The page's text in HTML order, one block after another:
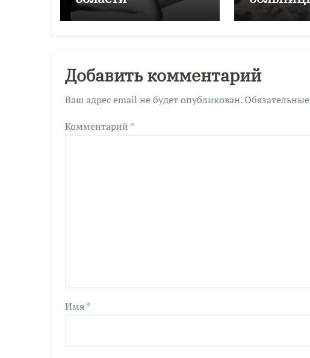
подорожало на
Добавить комментарий
Ваш адрес email не будет опубликован.
Комментарий *
Имя*